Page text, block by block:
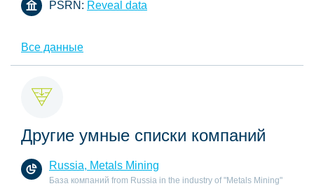
PSRN: Reveal data
Все данные
Другие умные списки компаний
Russia, Metals Mining
База компаний from Russia in the industry of "Metals Mining"